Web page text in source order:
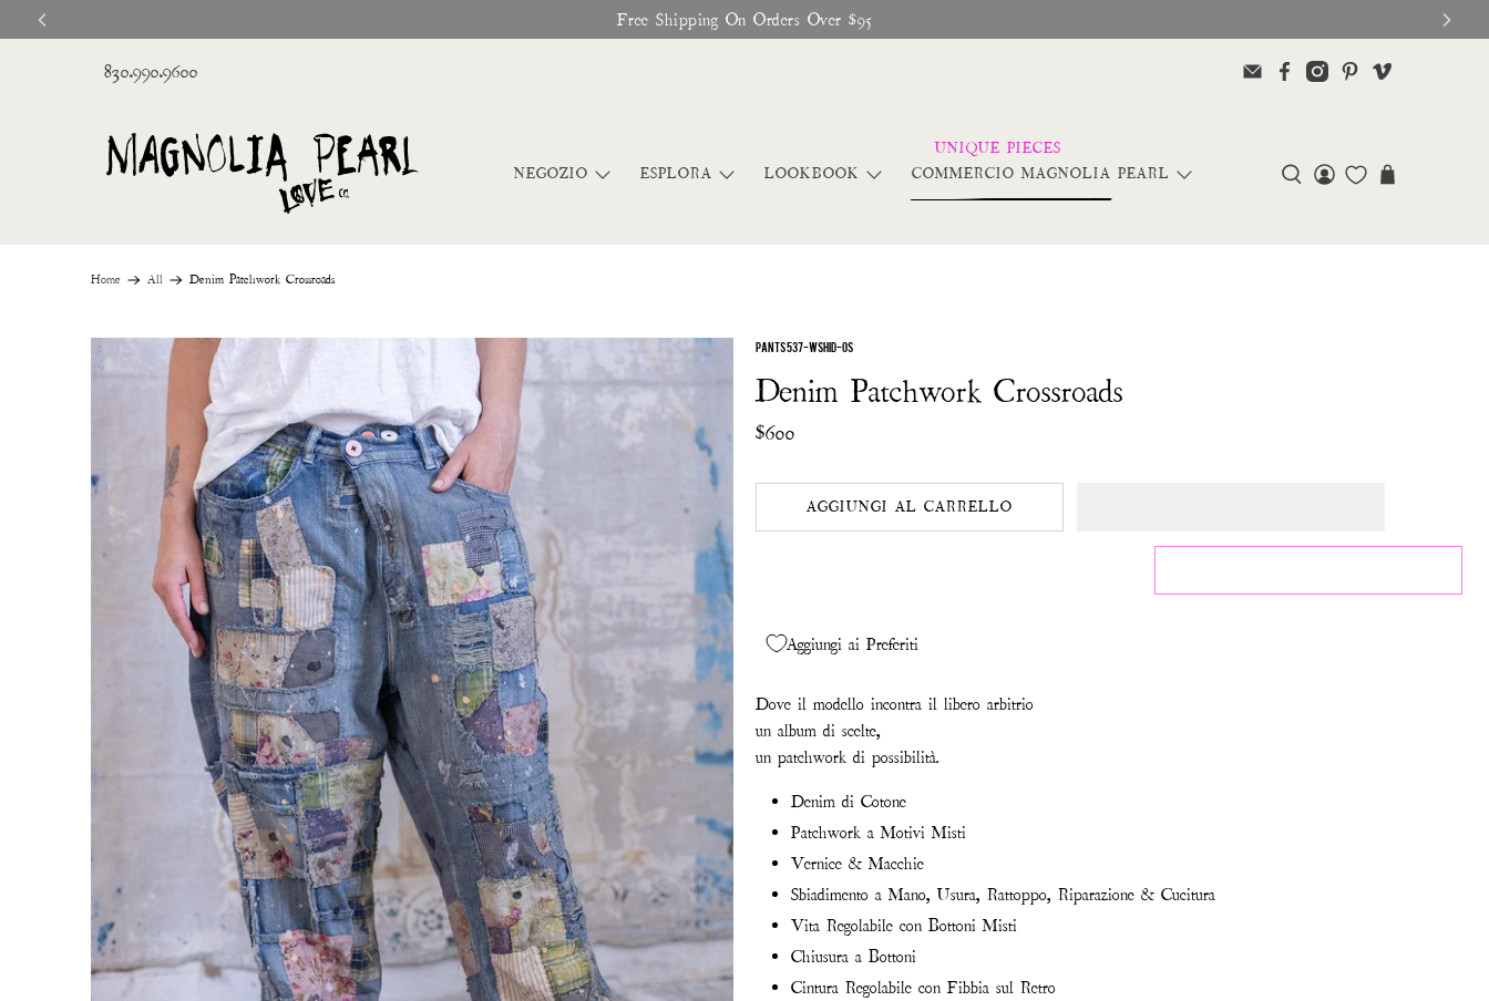
Free Shipping On Orders Over $95
830.990.9600
NEGOZIO ESPLORA LOOKBOOK COMMERCIO MAGNOLIA PEARL
Home All Denim Patchwork Crossroads
PANTS 537-WSHID-OS
Denim Patchwork Crossroads
$600
AGGIUNGI AL CARRELLO
Aggiungi ai Preferiti
Dove il modello incontra il libero arbitrio
un album di scelte,
un patchwork di possibilità.
Denim di Cotone
Patchwork a Motivi Misti
Vernice & Macchie
Sbiadimento a Mano, Usura, Rattoppo, Riparazione & Cucitura
Vita Regolabile con Bottoni Misti
Chiusura a Bottoni
Cintura Regolabile con Fibbia sul Retro